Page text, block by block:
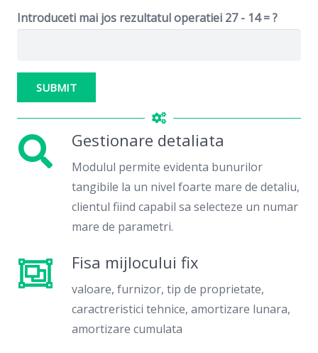
Introduceti mai jos rezultatul operatiei 27 - 14 = ?
SUBMIT
Gestionare detaliata
Modulul permite evidenta bunurilor
tangibile la un nivel foarte mare de detaliu,
clientul fiind capabil sa selecteze un numar
mare de parametri.
Fisa mijlocului fix
valoare, furnizor, tip de proprietate,
caractreristici tehnice, amortizare lunara,
amortizare cumulata